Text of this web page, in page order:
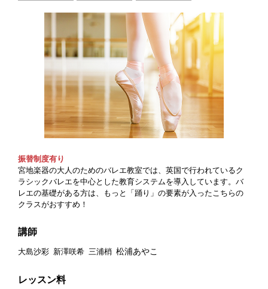
振替制度有り
宮地楽器の大人のためのバレエ教室では、英国で行われているク
ラシックバレエを中心とした教育システムを導入しています。バ
レエの基礎がある方は、もっと「踊り」の要素が入ったこちらの
クラスがおすすめ！
講師
大島沙彩 新澤咲希 三浦梢 松浦あやこ
レッスン料